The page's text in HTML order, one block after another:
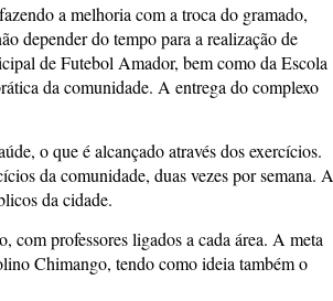
a melhoria com a troca do gramado,
depender do tempo para a realização de
de Futebol Amador, bem como da Escola
da comunidade. A entrega do complexo
o que é alcançado através dos exercícios.
da comunidade, duas vezes por semana. A
da cidade.
com professores ligados a cada área. A meta
Chimango, tendo como ideia também o